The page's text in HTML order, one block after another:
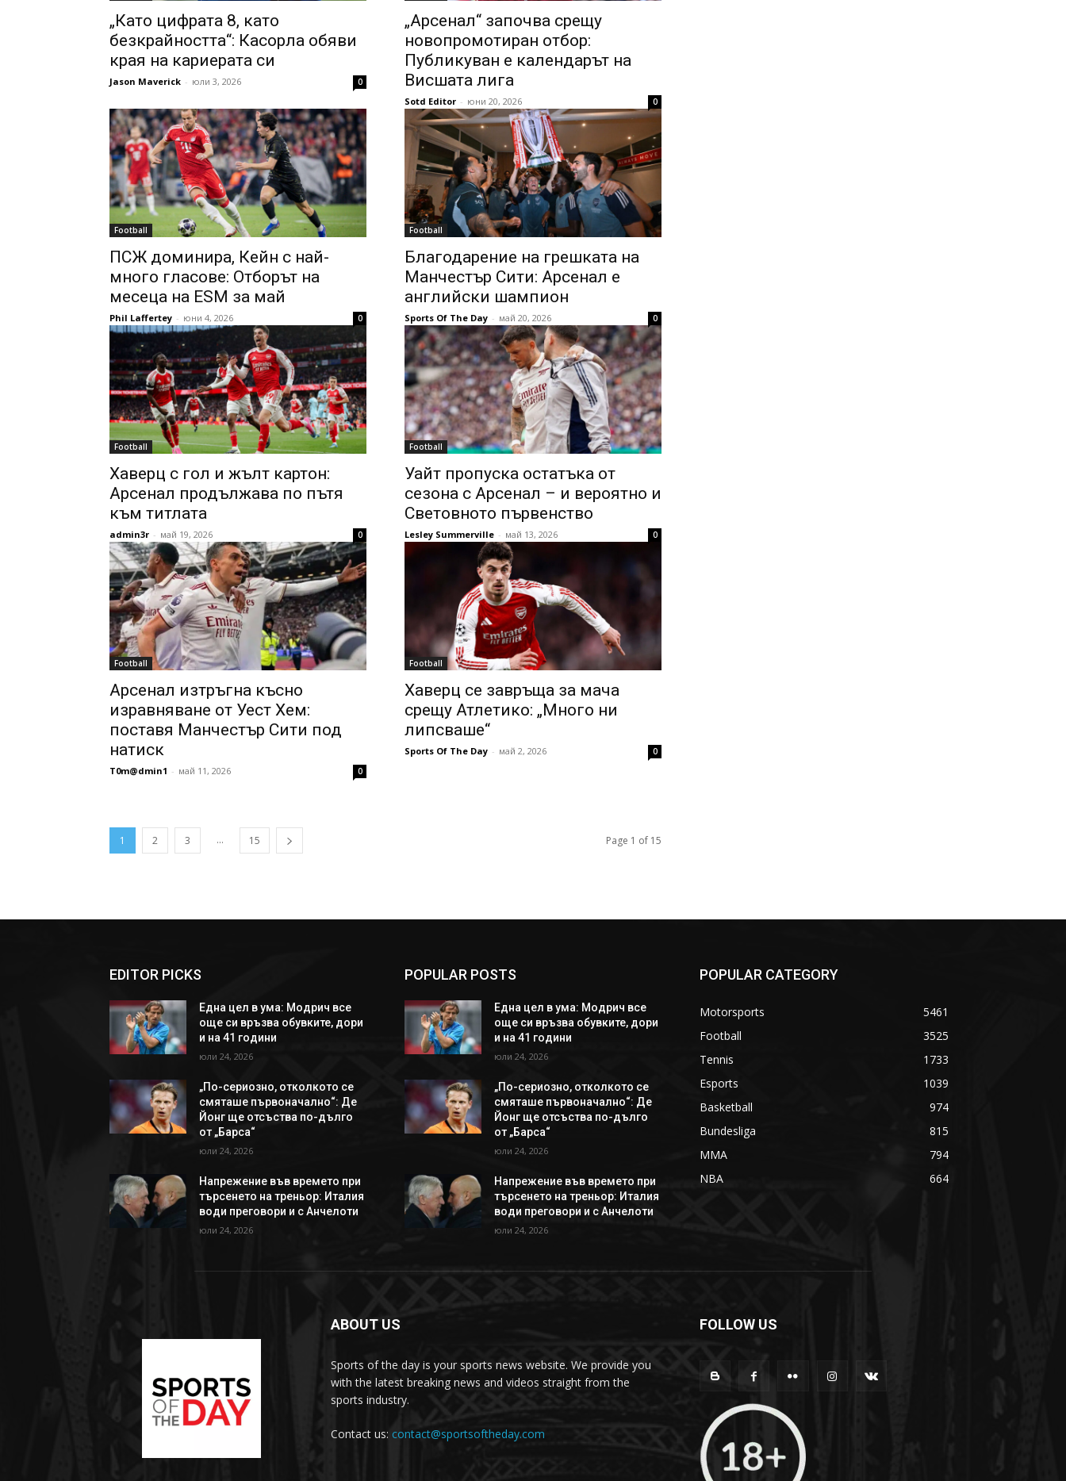
„Като цифрата 8, като
безкрайността“: Касорла обяви
края на кариерата си
Jason Maverick - юли 3, 2026 0
„Арсенал“ започва срещу
новопромотиран отбор:
Публикуван е календарът на
Висшата лига
Sotd Editor - юни 20, 2026 0
Football
ПСЖ доминира, Кейн с най-
много гласове: Отборът на
месеца на ESM за май
Phil Laffertey - юни 4, 2026 0
Football
Благодарение на грешката на
Манчестър Сити: Арсенал е
английски шампион
Sports Of The Day - май 20, 2026 0
Football
Хаверц с гол и жълт картон:
Арсенал продължава по пътя
към титлата
admin3r - май 19, 2026 0
Football
Уайт пропуска остатъка от
сезона с Арсенал – и вероятно и
Световното първенство
Lesley Summerville - май 13, 2026 0
Football
Арсенал изтръгна късно
изравняване от Уест Хем:
поставя Манчестър Сити под
натиск
T0m@dmin1 - май 11, 2026 0
Football
Хаверц се завръща за мача
срещу Атлетико: „Много ни
липсваше“
Sports Of The Day - май 2, 2026 0
1 2 3 ... 15 Page 1 of 15
EDITOR PICKS
Една цел в ума: Модрич все
още си връзва обувките, дори
и на 41 години
юли 24, 2026
„По-сериозно, отколкото се
смяташе първоначално“: Де
Йонг ще отсъства по-дълго
от „Барса“
юли 24, 2026
Напрежение във времето при
търсенето на треньор: Италия
води преговори и с Анчелоти
юли 24, 2026
POPULAR POSTS
Една цел в ума: Модрич все
още си връзва обувките, дори
и на 41 години
юли 24, 2026
„По-сериозно, отколкото се
смяташе първоначално“: Де
Йонг ще отсъства по-дълго
от „Барса“
юли 24, 2026
Напрежение във времето при
търсенето на треньор: Италия
води преговори и с Анчелоти
юли 24, 2026
POPULAR CATEGORY
Motorsports
5461
Football
3525
Tennis
1733
Esports
1039
Basketball
974
Bundesliga
815
MMA
794
NBA
664
ABOUT US
Sports of the day is your sports news website. We provide you
with the latest breaking news and videos straight from the
sports industry.
Contact us: contact@sportsoftheday.com
FOLLOW US